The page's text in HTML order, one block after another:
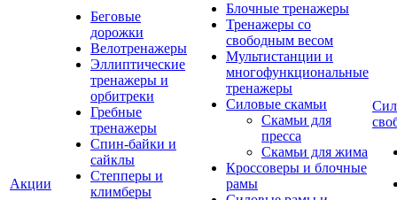
Акции
Беговые
дорожки
Велотренажеры
Эллиптические
тренажеры и
орбитреки
Гребные
тренажеры
Спин-байки и
сайклы
Степперы и
климберы
Блочные тренажеры
Тренажеры со
свободным весом
Мультистанции и
многофункциональные
тренажеры
Силовые скамьи
Скамьи для
пресса
Скамьи для жима
Кроссоверы и блочные
рамы